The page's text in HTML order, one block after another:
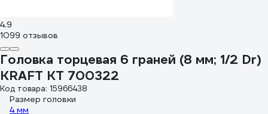
4.9
1099 отзывов
Головка торцевая 6 граней (8 мм; 1/2 Dr)
KRAFT KT 700322
Код товара: 15966438
Размер головки
4 мм